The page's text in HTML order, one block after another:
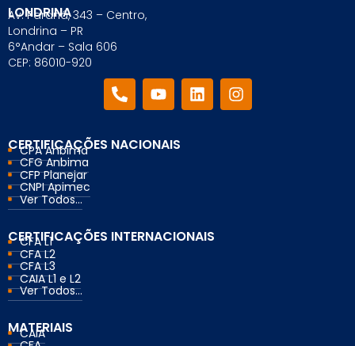
LONDRINA
Av. Paraná, 343 – Centro,
Londrina – PR
6°Andar – Sala 606
CEP: 86010-920
CERTIFICAÇÕES NACIONAIS
CPA Anbima
CFG Anbima
CFP Planejar
CNPI Apimec
Ver Todos...
CERTIFICAÇÕES INTERNACIONAIS
CFA L1
CFA L2
CFA L3
CAIA L1 e L2
Ver Todos...
MATERIAIS
CAIA